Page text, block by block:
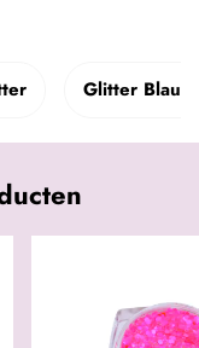
Glitter Blauw